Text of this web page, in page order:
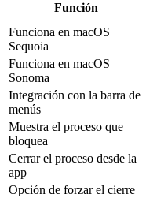
Función
Funciona en macOS
Sequoia
Funciona en macOS
Sonoma
Integración con la barra de
menús
Muestra el proceso que
bloquea
Cerrar el proceso desde la
app
Opción de forzar el cierre